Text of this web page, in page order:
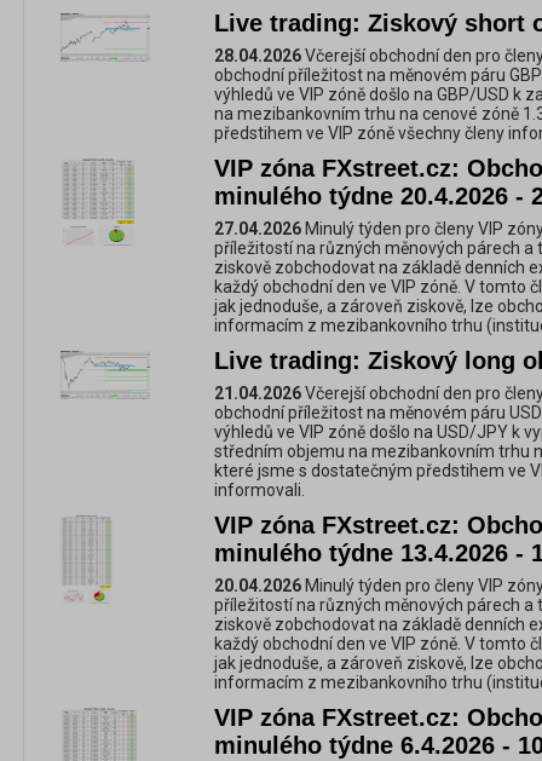
Live trading: Ziskový short
28.04.2026Včerejší obchodní den pro
obchodní příležitost na měnovém páru
výhledů ve VIP zóně došlo na GBP/USD k
na mezibankovním trhu na cenové zóně
předstihem ve VIP zóně všechny členy
VIP zóna FXstreet.cz:
minulého týdne 20.4.2026 -
27.04.2026 Minulý týden pro členy VIP
příležitostí na různých měnových párech a
ziskově zobchodovat na základě denních
každý obchodní den ve VIP zóně. V tomto
jak jednoduše, a zároveň ziskově, lze
informacím z mezibankovního trhu
Live trading: Ziskový long
21.04.2026Včerejší obchodní den pro
obchodní příležitost na měnovém páru
výhledů ve VIP zóně došlo na USD/JPY k
středním objemu na mezibankovním trhu
které jsme s dostatečným předstihem ve
informovali.
VIP zóna FXstreet.cz:
minulého týdne 13.4.2026 -
20.04.2026 Minulý týden pro členy VIP
příležitostí na různých měnových párech a
ziskově zobchodovat na základě denních
každý obchodní den ve VIP zóně. V tomto
jak jednoduše, a zároveň ziskově, lze
informacím z mezibankovního trhu
VIP zóna FXstreet.cz:
minulého týdne 6.4.2026 -